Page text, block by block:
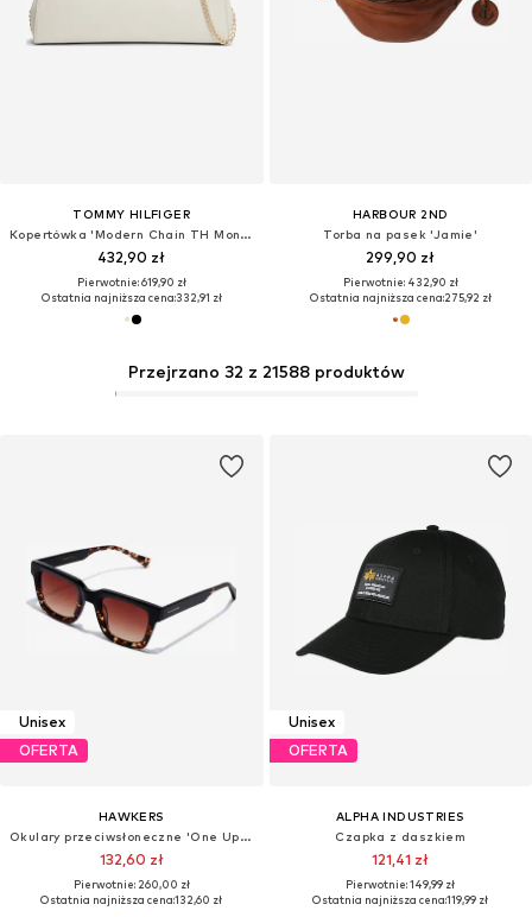
TOMMY HILFIGER
Kopertówka 'Modern Chain TH Monogram Clasp Clutch'
432,90 zł
Pierwotnie: 619,90 zł
Ostatnia najniższa cena:332,91 zł
HARBOUR 2ND
Torba na pasek 'Jamie'
299,90 zł
Pierwotnie: 432,90 zł
Ostatnia najniższa cena:275,92 zł
Unisex
OFERTA
HAWKERS
Okulary przeciwsłoneczne 'One Uptown'
132,60 zł
Pierwotnie: 260,00 zł
Ostatnia najniższa cena:132,60 zł
Przejrzano 32 z 21588 produktów
Unisex
OFERTA
ALPHA INDUSTRIES
Czapka z daszkiem
121,41 zł
Pierwotnie: 149,99 zł
Ostatnia najniższa cena:119,99 zł